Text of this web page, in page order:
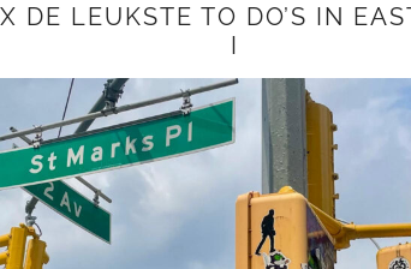
DE LEUKSTE TO DO’S IN
I